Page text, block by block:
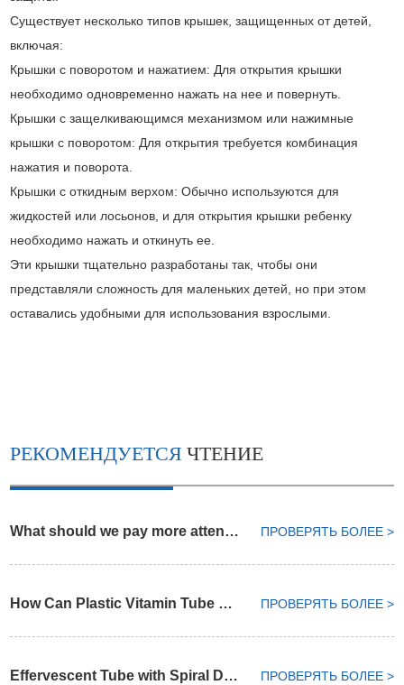
Существует несколько типов крышек, защищенных от детей,
включая:
Крышки с поворотом и нажатием: Для открытия крышки
необходимо одновременно нажать на нее и повернуть.
Крышки с защелкивающимся механизмом или нажимные
крышки с поворотом: Для открытия требуется комбинация
нажатия и поворота.
Крышки с откидным верхом: Обычно используются для
жидкостей или лосьонов, и для открытия крышки ребенку
необходимо нажать и откинуть ее.
Эти крышки тщательно разработаны так, чтобы они
представляли сложность для маленьких детей, но при этом
оставались удобными для использования взрослыми.
РЕКОМЕНДУЕТСЯ ЧТЕНИЕ
What should we pay more attention on choosing plastic pharma bottle ПРОВЕРЯТЬ БОЛЕЕ >
How Can Plastic Vitamin Tube Keep Dry Environment ПРОВЕРЯТЬ БОЛЕЕ >
Effervescent Tube with Spiral Desiccant Cap ПРОВЕРЯТЬ БОЛЕЕ >